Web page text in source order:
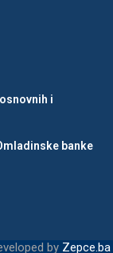
i
banke
by Zepce.ba